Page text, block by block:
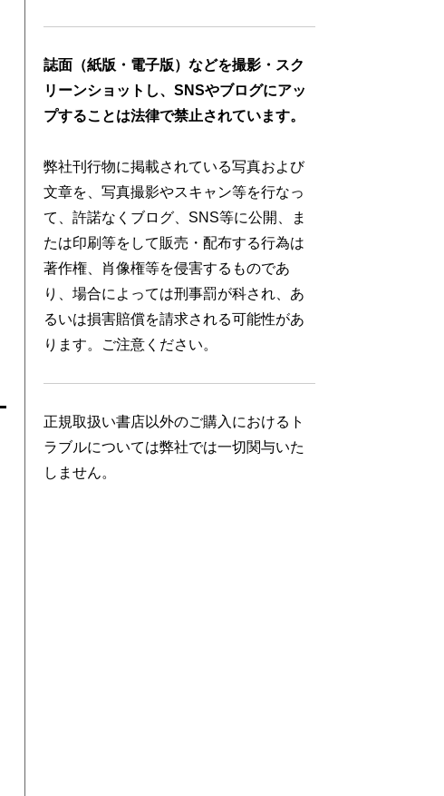
誌面（紙版・電子版）などを撮影・スク
リーンショットし、SNSやブログにアッ
プすることは法律で禁止されています。
弊社刊行物に掲載されている写真および
文章を、写真撮影やスキャン等を行なっ
て、許諾なくブログ、SNS等に公開、ま
たは印刷等をして販売・配布する行為は
著作権、肖像権等を侵害するものであ
り、場合によっては刑事罰が科され、あ
るいは損害賠償を請求される可能性があ
ります。ご注意ください。
正規取扱い書店以外のご購入におけるト
ラブルについては弊社では一切関与いた
しません。